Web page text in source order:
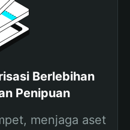
Berlebihan
Penipuan
menjaga aset